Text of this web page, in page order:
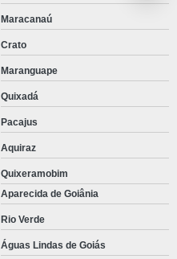
Maracanaú
Crato
Maranguape
Quixadá
Pacajus
Aquiraz
Quixeramobim
Aparecida de Goiânia
Rio Verde
Águas Lindas de Goiás